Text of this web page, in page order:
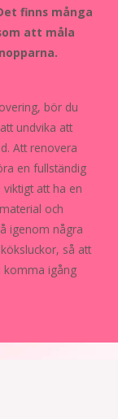
finns många
att måla
bör du
undvika att
Att renovera
en fullständig
att ha en
och
igenom några
så att
komma igång